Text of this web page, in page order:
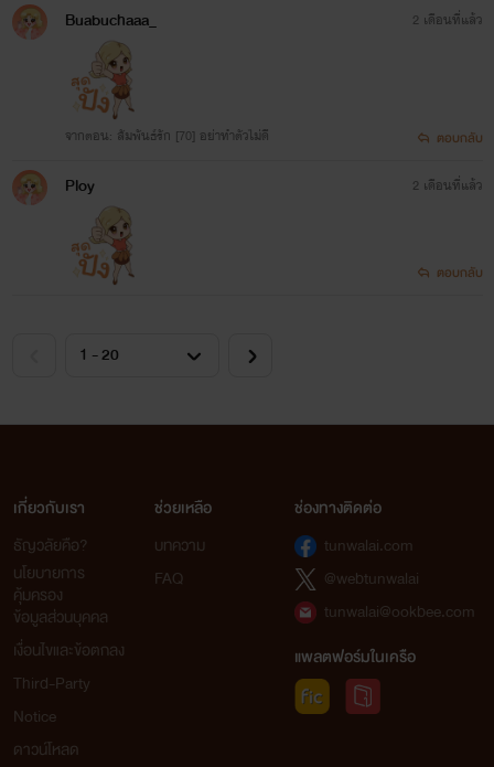
Buabuchaaa_
จากตอน: สัมพันธ์รัก [70] อย่าทำตัวไม่ดี
2 เดือนที่แล้ว
ตอบกลับ
Ploy 2 เดือนที่แล้ว
ตอบกลับ
เกี่ยวกับเรา
ธัญวลัยคือ?
นโยบายการ
คุ้มครอง
ข้อมูลส่วนบุคคล
เงื่อนไขและข้อตกลง
Third-Party
Notice
ดาวน์โหลด
ช่วยเหลือ
บทความ
FAQ
ช่องทางติดต่อ
tunwalai.com
@webtunwalai
tunwalai@ookbee.com
แพลตฟอร์มในเครือ